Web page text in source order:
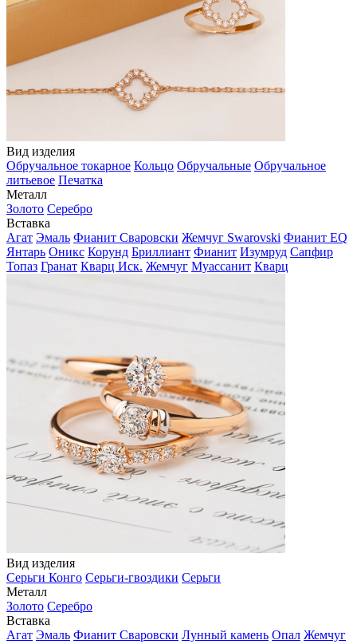
Вид изделия
Обручальное токарное Кольцо Обручальные Обручальное
литьевое Печатка
Металл
Золото Серебро
Вставка
Агат Эмаль Фианит Сваровски Жемчуг Swarovski Фианит EQ
Янтарь Оникс Корунд Бриллиант Фианит Изумруд Сапфир
Топаз Гранат Кварц Иск. Жемчуг Муассанит Кварц
Вид изделия
Серьги Конго Серьги-гвоздики Серьги
Металл
Золото Серебро
Вставка
Агат Эмаль Фианит Сваровски Лунный камень Опал Жемчуг